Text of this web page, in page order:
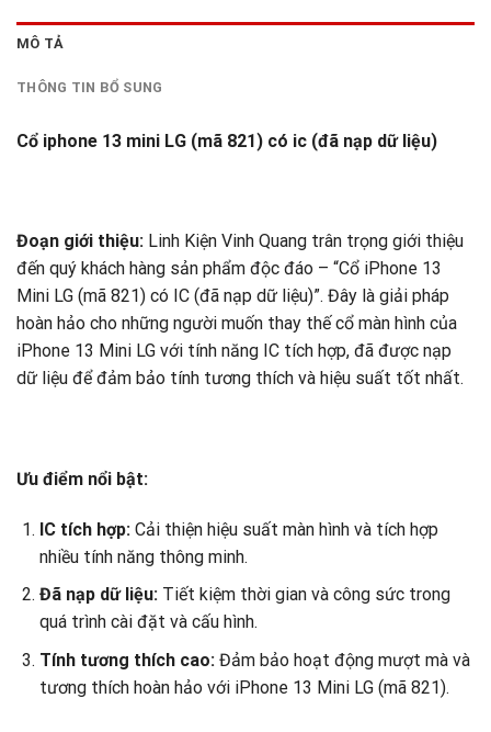
MÔ TẢ
THÔNG TIN BỔ SUNG
Cổ iphone 13 mini LG (mã 821) có ic (đã nạp dữ liệu)
Đoạn giới thiệu: Linh Kiện Vinh Quang trân trọng giới thiệu
đến quý khách hàng sản phẩm độc đáo – “Cổ iPhone 13
Mini LG (mã 821) có IC (đã nạp dữ liệu)”. Đây là giải pháp
hoàn hảo cho những người muốn thay thế cổ màn hình của
iPhone 13 Mini LG với tính năng IC tích hợp, đã được nạp
dữ liệu để đảm bảo tính tương thích và hiệu suất tốt nhất.
Ưu điểm nổi bật:
IC tích hợp:Cải thiện hiệu suất màn hình và tích hợp
nhiều tính năng thông minh.
Đã nạp dữ liệu:Tiết kiệm thời gian và công sức trong
quá trình cài đặt và cấu hình.
Tính tương thích cao:Đảm bảo hoạt động mượt mà và
tương thích hoàn hảo với iPhone 13 Mini LG (mã 821).